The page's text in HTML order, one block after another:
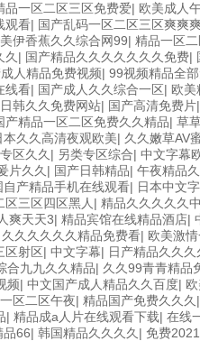
品一区二区三区免费爱| 欧美成人
观看| 国产乱码一区二区三区爽爽
伊香蕉久久综合网99| 精品一区
| 国产精品久久久久久久久免费|
人精品免费视频| 99视频精品全
线看| 国产成人久久综合一区| 欧美
日韩久久免费网站| 国产高清免费片
产精品一区二区免费久久精品| 草
本久久高清夜观欧美| 久久嫩草AV
区久久 | 另类专区综合| 中文字幕
片久久 | 国产日韩精品| 午夜精品
自产精品手机在线观看| 日本中文
区三区四区黑人 | 精品久久久久久
爽天天3| 精品宾馆在线精品酒店|
久久久久久久精品免费看| 欧美激
区射区| 中文字幕| 日产精品久久
合九九久久精品| 久久99青青精品
频| 中文国产成人精品久久百度|
区二区午夜| 精品国产免费久久久
| 精品成a人片在线观看下载| 在线
品66| 韩国精品久久久久 | 免费